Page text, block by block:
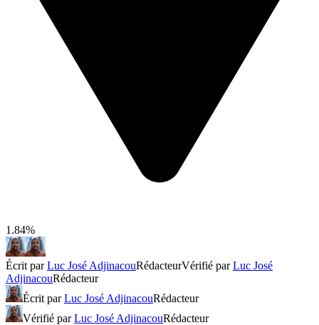
1.84%
Écrit parLuc José AdjinacouRédacteurVérifié parLuc José
AdjinacouRédacteur
Écrit parLuc José AdjinacouRédacteur
Vérifié parLuc José AdjinacouRédacteur